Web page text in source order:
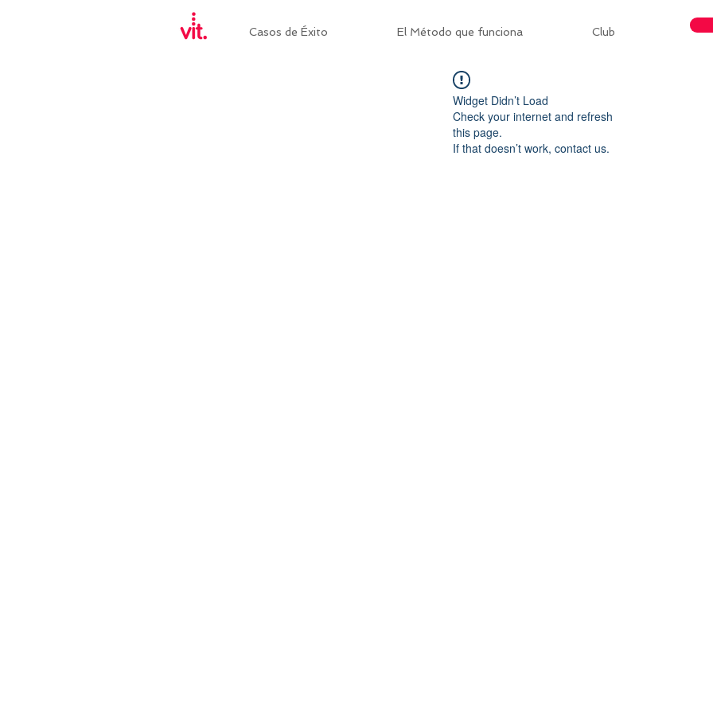
Casos de Éxito El Método que funciona Club
Widget Didn’t Load
Check your internet and refresh
this page.
If that doesn’t work, contact us.